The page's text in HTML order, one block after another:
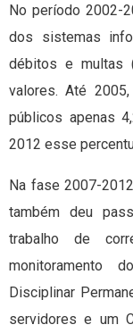
No período 2002-
dos sistemas
débitos e multas
valores. Até
públicos apenas
2012 esse
Na fase 2007-
também deu
trabalho de
monitoramento
Disciplinar
servidores e um